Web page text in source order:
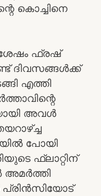
കൊച്ചിനെ
ഫ്രഷ്
ദിവസങ്ങൾക്ക്
എത്തി
അവൾ
പോയി
ഫ്ലാറ്റിന്
അമർത്തി